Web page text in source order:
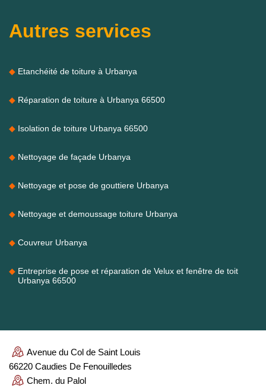
Autres services
Etanchéité de toiture à Urbanya
Réparation de toiture à Urbanya 66500
Isolation de toiture Urbanya 66500
Nettoyage de façade Urbanya
Nettoyage et pose de gouttiere Urbanya
Nettoyage et demoussage toiture Urbanya
Couvreur Urbanya
Entreprise de pose et réparation de Velux et fenêtre de toit
Urbanya 66500
Avenue du Col de Saint Louis
66220 Caudies De Fenouilledes
Chem. du Palol